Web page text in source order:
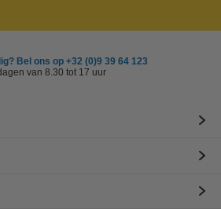
Bel ons op +32 (0)9 39 64 123
van 8.30 tot 17 uur